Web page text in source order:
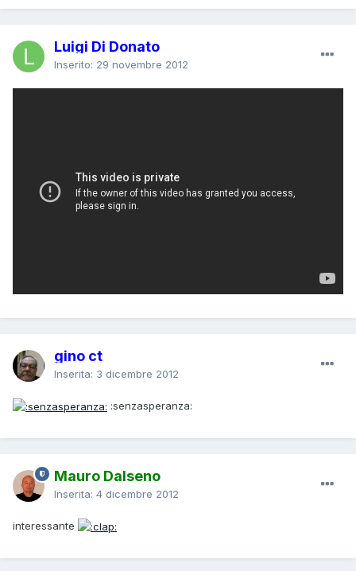
Luigi Di Donato
Inserito: 29 novembre 2012
gino ct
Inserita: 3 dicembre 2012
:senzasperanza:
Mauro Dalseno
Inserita: 4 dicembre 2012
interessante